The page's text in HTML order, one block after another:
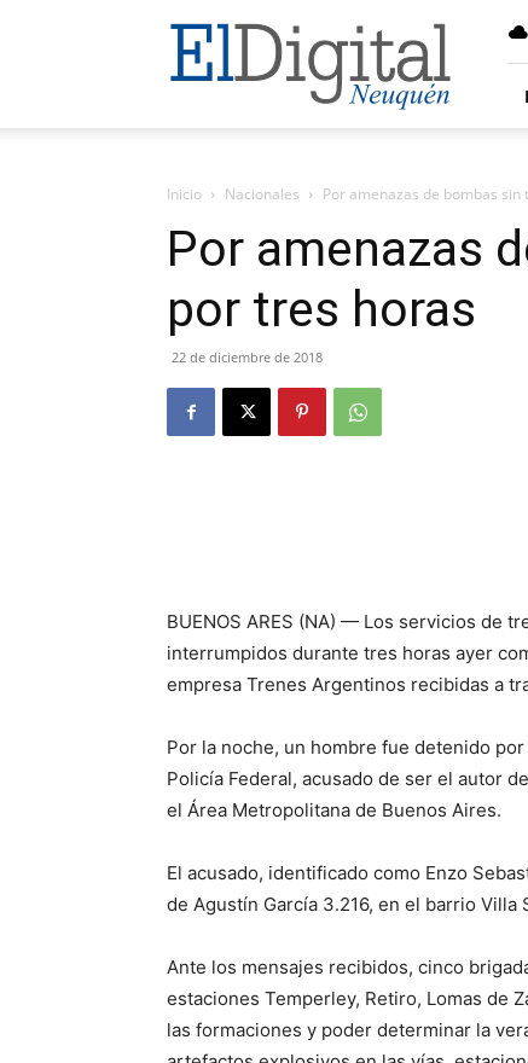
El
Digital
Neuquen
Inicio Nacionales Por amenazas de bombas
Por amenazas
por tres horas
22 de diciembre de 2018
BUENOS ARES (NA) — Los servicios de
interrumpidos durante tres horas ayer
empresa Trenes Argentinos recibidas a
Por la noche, un hombre fue detenido
Policía Federal, acusado de ser el autor
el Área Metropolitana de Buenos Aires.
El acusado, identificado como Enzo
de Agustín García 3.216, en el barrio Villa
Ante los mensajes recibidos, cinco
estaciones Temperley, Retiro, Lomas de
las formaciones y poder determinar la